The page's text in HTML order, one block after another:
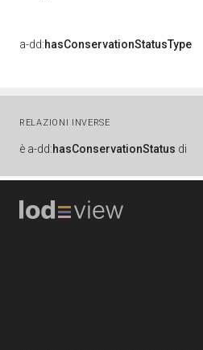
a-dd:hasConservationStatusType
RELAZIONI INVERSE
è a-dd:hasConservationStatus di